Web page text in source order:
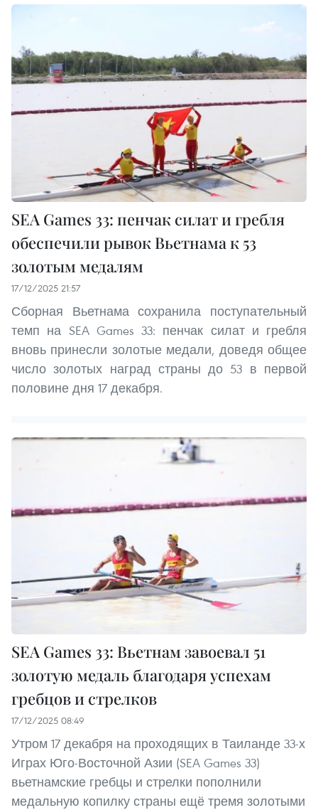
SEA Games 33: пенчак силат и гребля
обеспечили рывок Вьетнама к 53
золотым медалям
17/12/2025 21:57
Сборная Вьетнама сохранила поступательный
темп на SEA Games 33: пенчак силат и гребля
вновь принесли золотые медали, доведя общее
число золотых наград страны до 53 в первой
половине дня 17 декабря.
SEA Games 33: Вьетнам завоевал 51
золотую медаль благодаря успехам
гребцов и стрелков
17/12/2025 08:49
Утром 17 декабря на проходящих в Таиланде 33-х
Играх Юго-Восточной Азии (SEA Games 33)
вьетнамские гребцы и стрелки пополнили
медальную копилку страны ещё тремя золотыми